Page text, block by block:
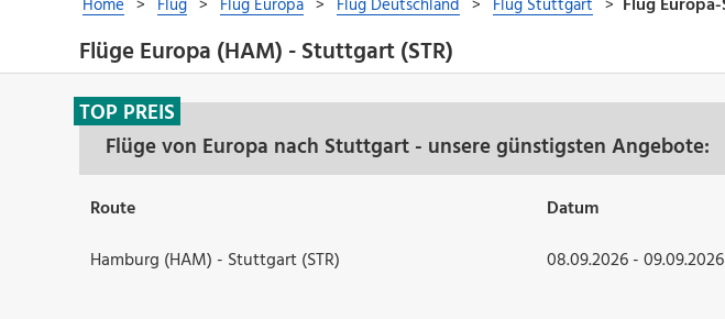
Flüge Europa (HAM) - Stuttgart (STR)
Flüge von Europa nach Stuttgart - unsere günstigsten Angebote:
TOP PREIS
Route Datum
Hamburg (HAM) - Stuttgart (STR)
08.09.2026 - 09.09.2026